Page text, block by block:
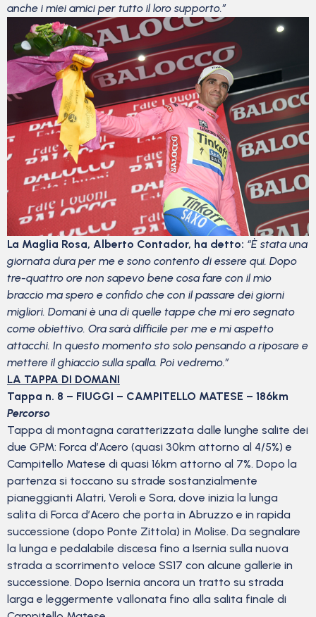
anche i miei amici per tutto il loro supporto.”
La Maglia Rosa, Alberto Contador, ha detto: “È stata una
giornata dura per me e sono contento di essere qui. Dopo
tre-quattro ore non sapevo bene cosa fare con il mio
braccio ma spero e confido che con il passare dei giorni
migliori. Domani è una di quelle tappe che mi ero segnato
come obiettivo. Ora sarà difficile per me e mi aspetto
attacchi. In questo momento sto solo pensando a riposare e
mettere il ghiaccio sulla spalla. Poi vedremo.”
LA TAPPA DI DOMANI
Tappa n. 8 – FIUGGI – CAMPITELLO MATESE – 186km
Percorso
Tappa di montagna caratterizzata dalle lunghe salite dei
due GPM: Forca d’Acero (quasi 30km attorno al 4/5%) e
Campitello Matese di quasi 16km attorno al 7%. Dopo la
partenza si toccano su strade sostanzialmente
pianeggianti Alatri, Veroli e Sora, dove inizia la lunga
salita di Forca d’Acero che porta in Abruzzo e in rapida
successione (dopo Ponte Zittola) in Molise. Da segnalare
la lunga e pedalabile discesa fino a Isernia sulla nuova
strada a scorrimento veloce SS17 con alcune gallerie in
successione. Dopo Isernia ancora un tratto su strada
larga e leggermente vallonata fino alla salita finale di